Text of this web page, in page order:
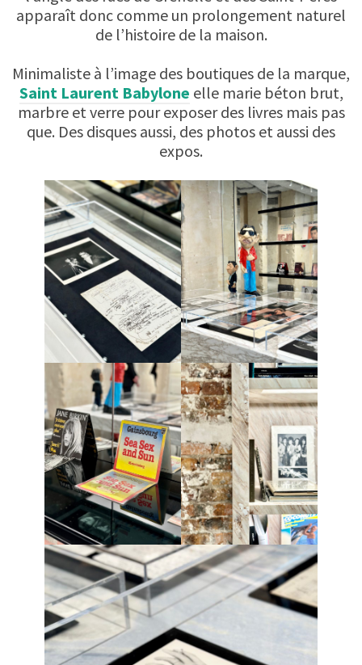
apparaît donc comme un prolongement naturel
de l’histoire de la maison.
Minimaliste à l’image des boutiques de la marque,
Saint Laurent Babylone elle marie béton brut,
marbre et verre pour exposer des livres mais pas
que. Des disques aussi, des photos et aussi des
expos.